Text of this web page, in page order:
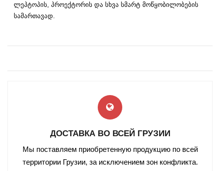
ლეპტოპის, პროექტორის და სხვა სმარტ მოწყობილობების
სამართავად.
ДОСТАВКА ВО ВСЕЙ ГРУЗИИ
Мы поставляем приобретенную продукцию по всей
территории Грузии, за исключением зон конфликта.